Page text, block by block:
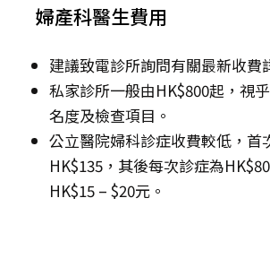
婦產科醫生費用
建議致電診所詢問有關最新收費
私家診所一般由HK$800起，視
名度及檢查項目。
公立醫院婦科診症收費較低，首
HK$135，其後每次診症為
HK$15 – $20元。